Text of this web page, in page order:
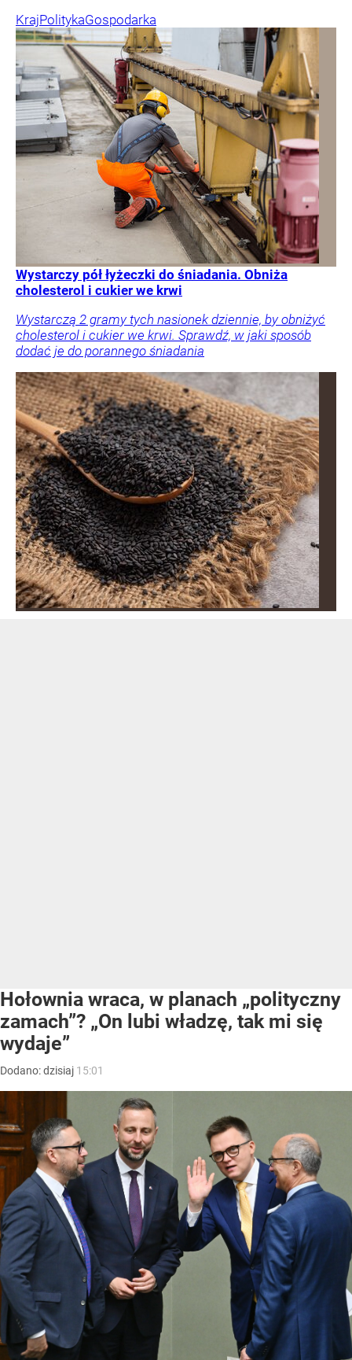
KrajPolitykaGospodarka
Wystarczy pół łyżeczki do śniadania. Obniża
cholesterol i cukier we krwi
Wystarczą 2 gramy tych nasionek dziennie, by obniżyć
cholesterol i cukier we krwi. Sprawdź, w jaki sposób
dodać je do porannego śniadania
Hołownia wraca, w planach „polityczny
zamach”? „On lubi władzę, tak mi się
wydaje”
Dodano:dzisiaj 15:01